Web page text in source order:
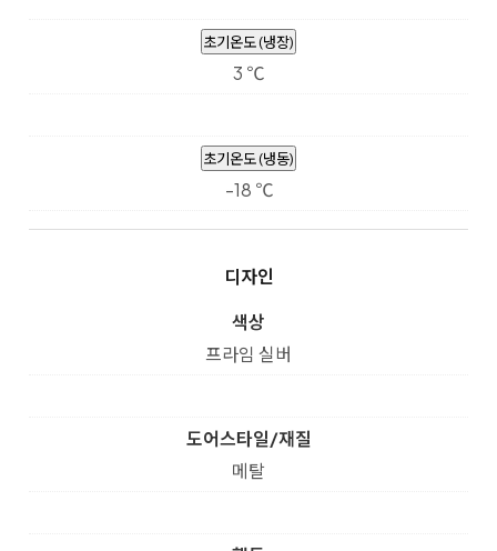
초기온도 (냉장)
3 ℃
초기온도 (냉동)
-18 ℃
디자인
색상
프라임 실버
도어스타일/재질
메탈